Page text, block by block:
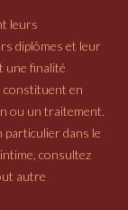
leurs
diplômes et leur
une finalité
constituent en
ou un traitement.
dans le
consultez
autre